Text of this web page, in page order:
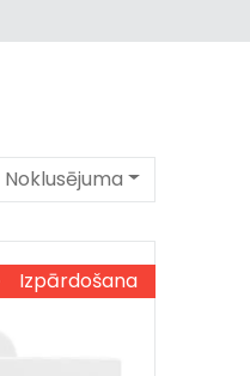
Noklusējuma
Izpārdošana